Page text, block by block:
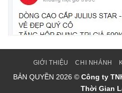
GIỚI THIỆU CHI NHÁNH
BẢN QUYỀN 2026 © Công ty
Thời Gian